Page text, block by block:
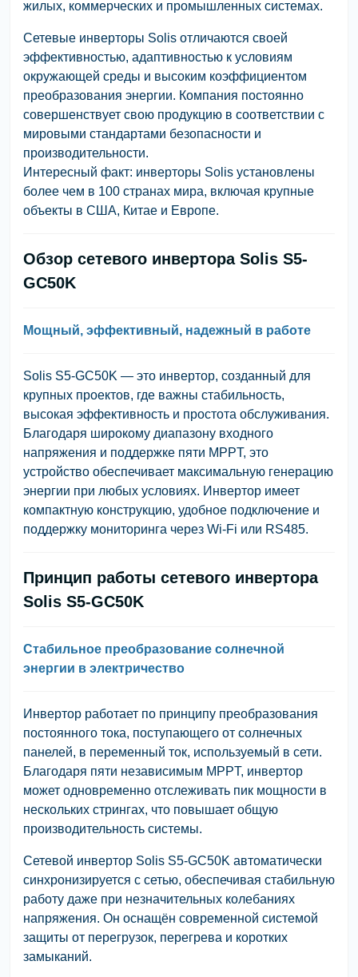
жилых, коммерческих и промышленных системах.
Сетевые инверторы Solis отличаются своей
эффективностью, адаптивностью к условиям
окружающей среды и высоким коэффициентом
преобразования энергии. Компания постоянно
совершенствует свою продукцию в соответствии с
мировыми стандартами безопасности и
производительности.
Интересный факт: инверторы Solis установлены
более чем в 100 странах мира, включая крупные
объекты в США, Китае и Европе.
Обзор сетевого инвертора Solis S5-
GC50K
Мощный, эффективный, надежный в работе
Solis S5-GC50K — это инвертор, созданный для
крупных проектов, где важны стабильность,
высокая эффективность и простота обслуживания.
Благодаря широкому диапазону входного
напряжения и поддержке пяти MPPT, это
устройство обеспечивает максимальную генерацию
энергии при любых условиях. Инвертор имеет
компактную конструкцию, удобное подключение и
поддержку мониторинга через Wi-Fi или RS485.
Принцип работы сетевого инвертора
Solis S5-GC50K
Стабильное преобразование солнечной
энергии в электричество
Инвертор работает по принципу преобразования
постоянного тока, поступающего от солнечных
панелей, в переменный ток, используемый в сети.
Благодаря пяти независимым MPPT, инвертор
может одновременно отслеживать пик мощности в
нескольких стрингах, что повышает общую
производительность системы.
Сетевой инвертор Solis S5-GC50K автоматически
синхронизируется с сетью, обеспечивая стабильную
работу даже при незначительных колебаниях
напряжения. Он оснащён современной системой
защиты от перегрузок, перегрева и коротких
замыканий.